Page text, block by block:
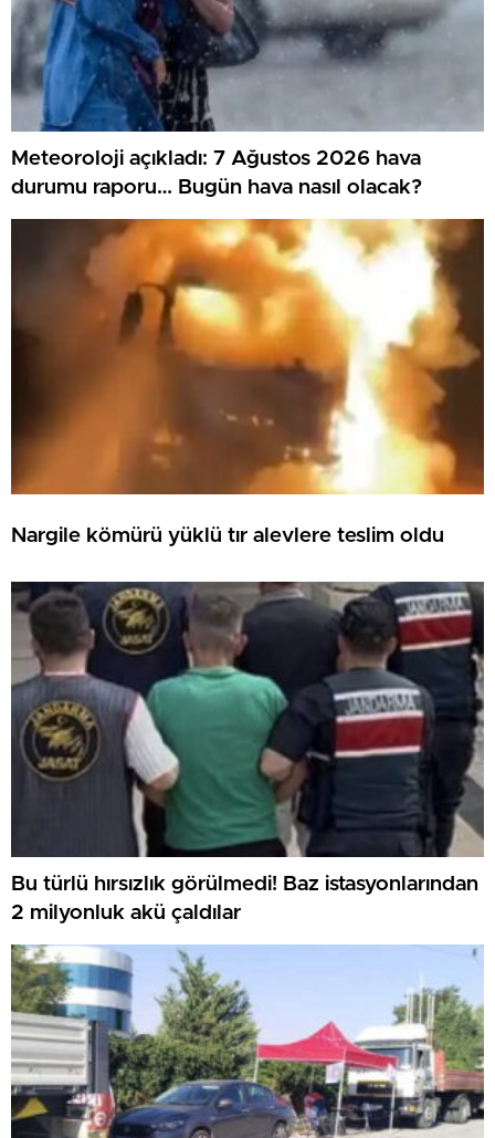
Meteoroloji açıkladı: 7 Ağustos 2026 hava
durumu raporu… Bugün hava nasıl olacak?
Nargile kömürü yüklü tır alevlere teslim oldu
Bu türlü hırsızlık görülmedi! Baz istasyonlarından
2 milyonluk akü çaldılar